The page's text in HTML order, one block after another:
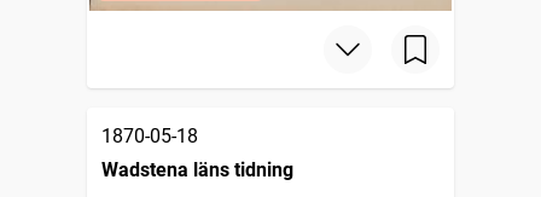
1870-05-18
Wadstena läns tidning